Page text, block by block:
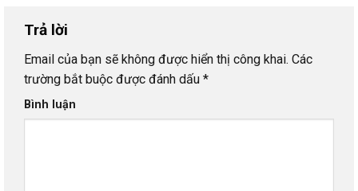
Trả lời
Email của bạn sẽ không được hiển thị công khai. Các
trường bắt buộc được đánh dấu *
Bình luận